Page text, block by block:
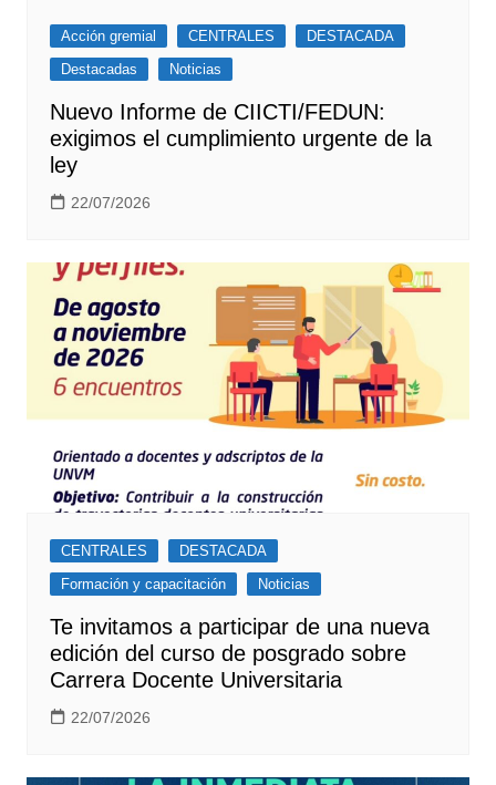
Acción gremial CENTRALES
DESTACADA
Destacadas
Noticias
Nuevo Informe de CIICTI/FEDUN:
exigimos el cumplimiento urgente de la
ley
22/07/2026
CENTRALES
DESTACADA
Formación y capacitación
Noticias
Te invitamos a participar de una nueva
edición del curso de posgrado sobre
Carrera Docente Universitaria
22/07/2026